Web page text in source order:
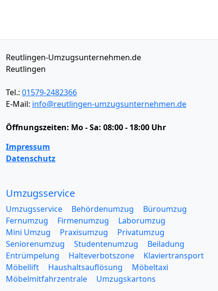
Reutlingen-Umzugsunternehmen.de
Reutlingen
Tel.: 01579-2482366
E-Mail: info@reutlingen-umzugsunternehmen.de
Öffnungszeiten: Mo - Sa: 08:00 - 18:00 Uhr
Impressum
Datenschutz
Umzugsservice
Umzugsservice Behördenumzug
Büroumzug
Fernumzug
Firmenumzug
Laborumzug
Mini Umzug
Praxisumzug
Privatumzug
Seniorenumzug
Studentenumzug
Beiladung
Entrümpelung
Halteverbotszone
Klaviertransport
Möbellift
Haushaltsauflösung
Möbeltaxi
Möbelmitfahrzentrale
Umzugskartons